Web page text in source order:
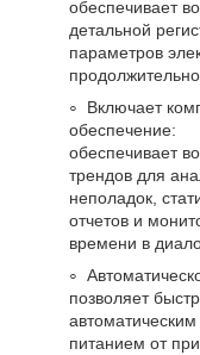
обеспечивает
детальной
параметров
Включает
обеспечение:
обеспечивает
трендов для
неполадок,
отчетов и
времени в
позволяет
питанием от